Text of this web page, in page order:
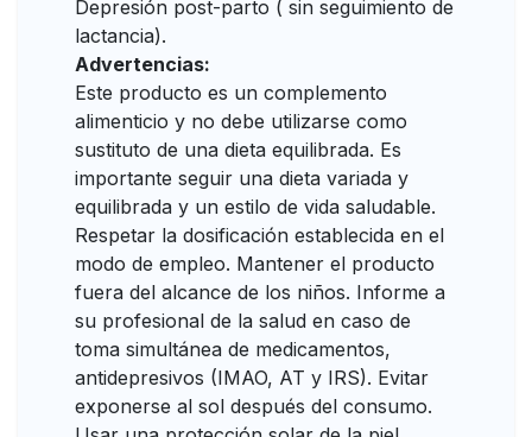
Depresión post-parto ( sin seguimiento de
lactancia).
Advertencias:
Este producto es un complemento
alimenticio y no debe utilizarse como
sustituto de una dieta equilibrada. Es
importante seguir una dieta variada y
equilibrada y un estilo de vida saludable.
Respetar la dosificación establecida en el
modo de empleo. Mantener el producto
fuera del alcance de los niños. Informe a
su profesional de la salud en caso de
toma simultánea de medicamentos,
antidepresivos (IMAO, AT y IRS). Evitar
exponerse al sol después del consumo.